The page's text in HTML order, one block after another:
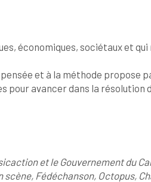
économiques, sociétaux et
et à la méthode propose
pour avancer dans la
et le Gouvernement du
scène, Fédéchanson, Octopus,